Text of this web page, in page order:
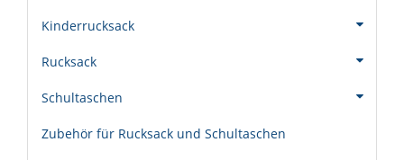
Kinderrucksack
Rucksack
Schultaschen
Zubehör für Rucksack und Schultaschen